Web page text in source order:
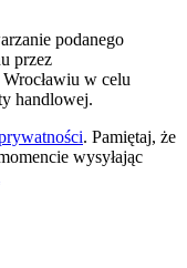
podanego
przez
w celu
handlowej.
. Pamiętaj, że
wysyłając